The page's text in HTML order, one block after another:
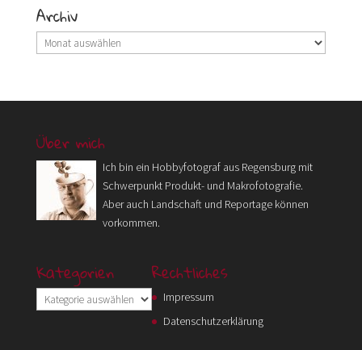
Archiv
Archiv
Über mich
Ich bin ein Hobbyfotograf aus Regensburg mit
Schwerpunkt Produkt- und Makrofotografie.
Aber auch Landschaft und Reportage können
vorkommen.
Kategorien
Kategorien
Rechtliches
Impressum
Datenschutzerklärung